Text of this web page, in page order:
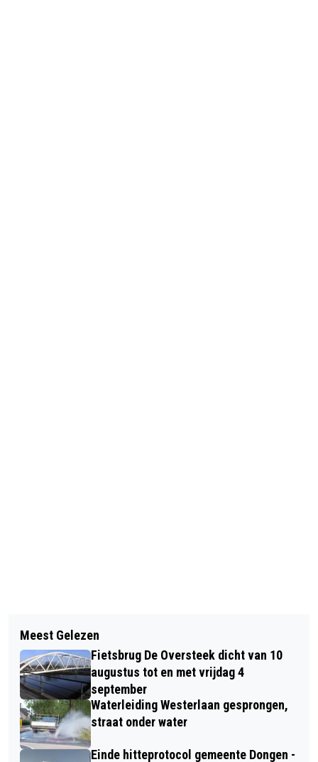
FOTO VAN DE WEEK (FOTO VAN JULES
BLOEMSAAT)
DOELPUNTENREGEN IN DONGEN DOOR
S. BERENDE LIBERTY DAMES 1
Meest Gelezen
Fietsbrug De Oversteek dicht van 10
augustus tot en met vrijdag 4
september
Waterleiding Westerlaan gesprongen,
straat onder water
Einde hitteprotocol gemeente Dongen -